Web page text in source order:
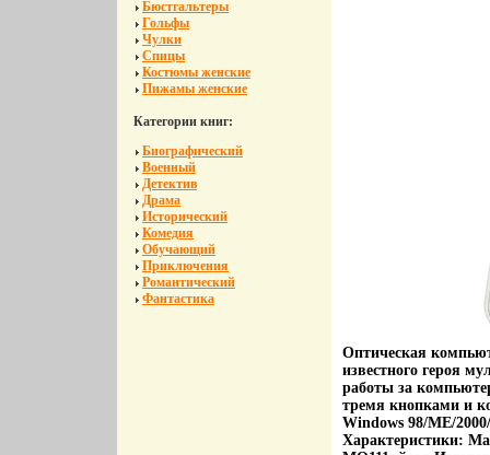
Бюстгальтеры
Гольфы
Чулки
Спицы
Костюмы женские
Пижамы женские
Категории книг:
Биографический
Военный
Детектив
Драма
Исторический
Комедия
Обучающий
Приключения
Романтический
Фантастика
Оптическая
известного героя
работы за
тремя кнопками и
Windows 98/ME/
Характеристики: